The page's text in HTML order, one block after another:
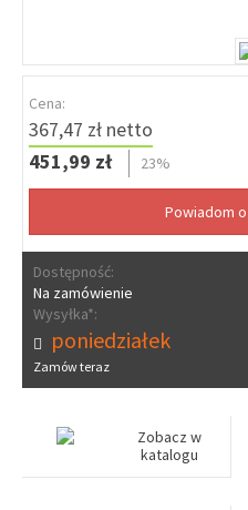
Cena:
367,47 zł netto
451,99 zł
23%
Dostępność:
Na zamówienie
Wysyłka*:
poniedziałek
Zamów teraz
Zobacz w
katalogu